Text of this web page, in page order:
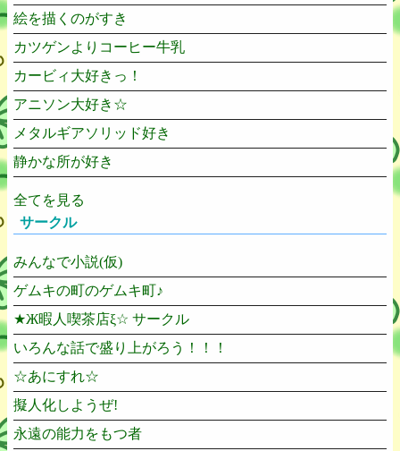
絵を描くのがすき
カツゲンよりコーヒー牛乳
カービィ大好きっ！
アニソン大好き☆
メタルギアソリッド好き
静かな所が好き
全てを見る
サークル
みんなで小説(仮)
ゲムキの町のゲムキ町♪
★Ж暇人喫茶店ξ☆ サークル
いろんな話で盛り上がろう！！！
☆あにすれ☆
擬人化しようぜ!
永遠の能力をもつ者